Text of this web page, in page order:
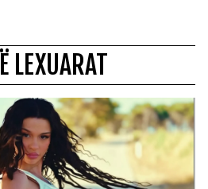
LEXUARAT